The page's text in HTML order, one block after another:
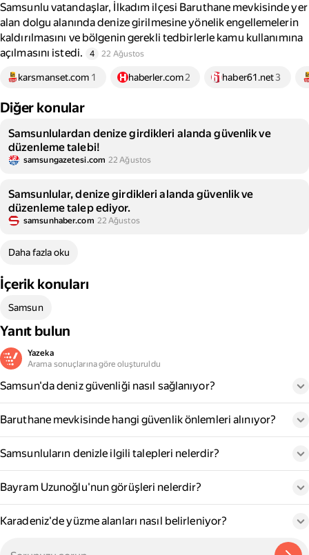
Samsunlu vatandaşlar, İlkadım ilçesi Baruthane mevkisinde yer
alan dolgu alanında denize girilmesine yönelik engellemelerin
kaldırılmasını ve bölgenin gerekli tedbirlerle kamu kullanımına
açılmasını istedi.
4 22 Ağustos
karsmanset.com 1 haberler.com2 haber61.net3
Diğer konular
Samsunlulardan denize girdikleri alanda güvenlik ve
düzenleme talebi!
samsungazetesi.com 22 Ağustos
Samsunlular, denize girdikleri alanda güvenlik ve
düzenleme talep ediyor.
samsunhaber.com 22 Ağustos
Daha fazla oku
İçerik konuları
Samsun
Yanıt bulun
Yazeka
Arama sonuçlarına göre oluşturuldu
Samsun'da deniz güvenliği nasıl sağlanıyor?
Baruthane mevkisinde hangi güvenlik önlemleri alınıyor?
Samsunluların denizle ilgili talepleri nelerdir?
Bayram Uzunoğlu'nun görüşleri nelerdir?
Karadeniz'de yüzme alanları nasıl belirleniyor?